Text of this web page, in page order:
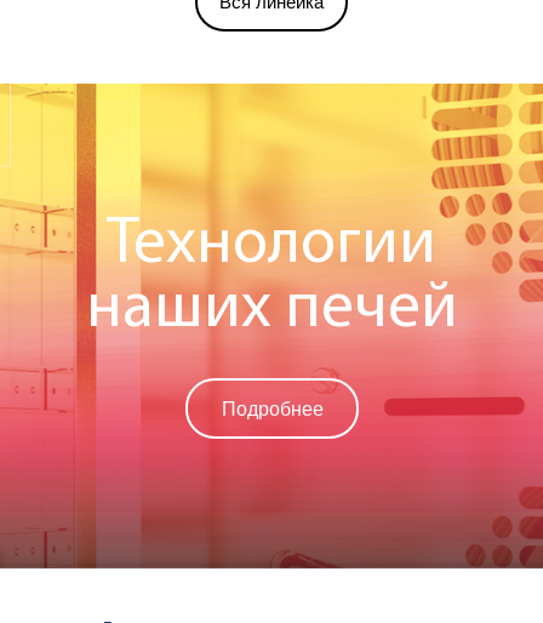
Технологии
наших печей
Подробнее